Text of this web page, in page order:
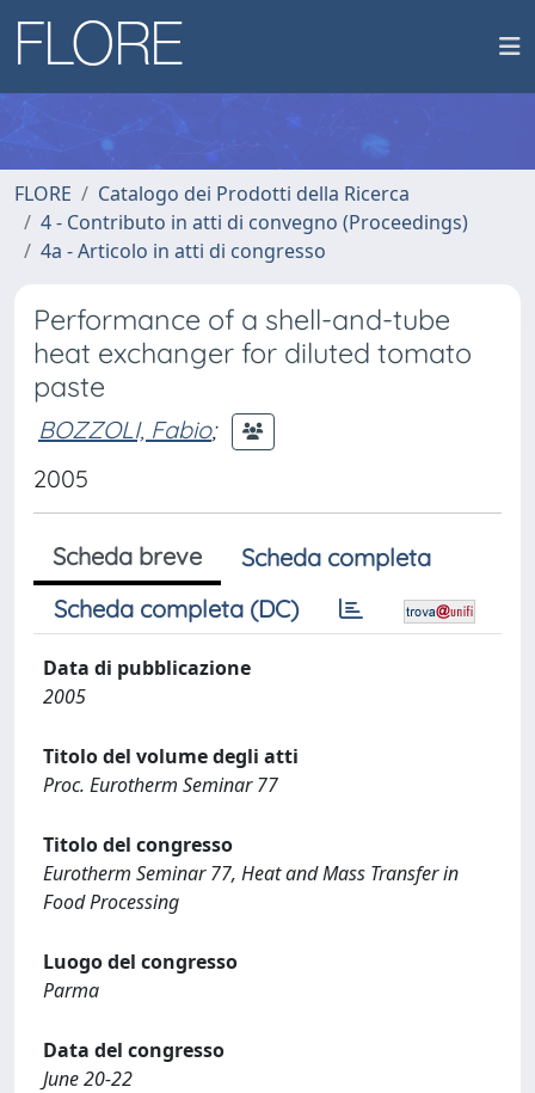
FLORE
Catalogo dei Prodotti della Ricerca
4 - Contributo in atti di convegno (Proceedings)
4a - Articolo in atti di congresso
Performance of a shell-and-tube
heat exchanger for diluted tomato
paste
BOZZOLI, Fabio;
2005
Scheda breve
Scheda completa
Scheda completa (DC)
Data di pubblicazione
2005
Titolo del volume degli atti
Proc. Eurotherm Seminar 77
Titolo del congresso
Eurotherm Seminar 77, Heat and Mass Transfer in
Food Processing
Luogo del congresso
Parma
Data del congresso
June 20-22